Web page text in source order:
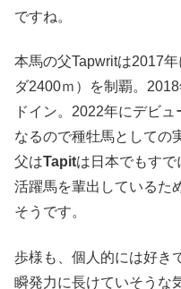
ですね。
本馬の父Tapwritは2017
ダ2400ｍ）を制覇。
ドイン。2022年にデビ
なるので種牡馬としての
父はTapitは日本でもす
活躍馬を輩出しているた
そうです。
歩様も、個人的には好き
瞬発力に長けていそうな